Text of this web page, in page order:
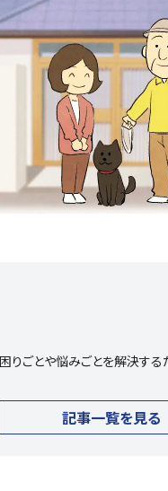
困りごとや悩みごとを解決
記事一覧を見る